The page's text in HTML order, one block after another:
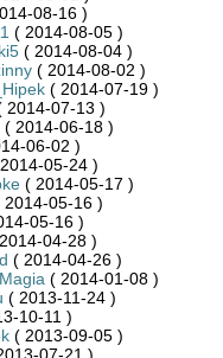
08-16 )
( 2014-08-05 )
( 2014-08-04 )
( 2014-08-02 )
( 2014-07-19 )
2014-07-13 )
( 2014-06-18 )
06-02 )
05-24 )
( 2014-05-17 )
2014-05-16 )
05-16 )
04-28 )
( 2014-04-26 )
( 2014-01-08 )
( 2013-11-24 )
10-11 )
( 2013-09-05 )
07-21 )